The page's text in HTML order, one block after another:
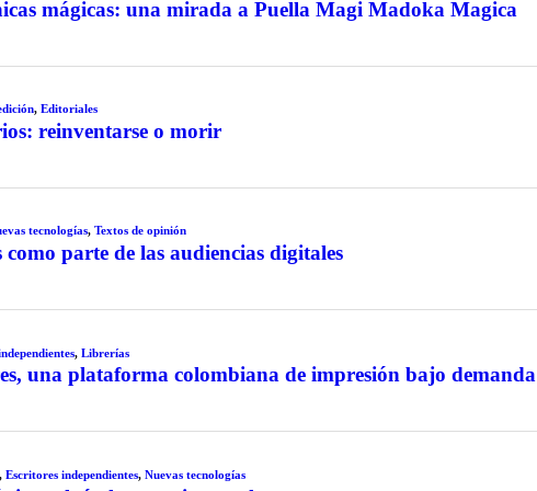
mágicas: una mirada a Puella Magi Madoka Magica
, Editoriales
reinventarse o morir
tecnologías, Textos de opinión
como parte de las audiencias digitales
, Librerías
una plataforma colombiana de impresión bajo demanda
Escritores independientes, Nuevas tecnologías